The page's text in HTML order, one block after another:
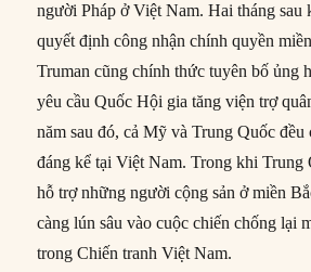
người Pháp ở Việt Nam. Hai tháng sau
quyết định công nhận chính quyền
Truman cũng chính thức tuyên bố ủng
yêu cầu Quốc Hội gia tăng viện trợ
năm sau đó, cả Mỹ và Trung Quốc đều
đáng kể tại Việt Nam. Trong khi Trung
hỗ trợ những người cộng sản ở miền
càng lún sâu vào cuộc chiến chống lại
trong Chiến tranh Việt Nam.